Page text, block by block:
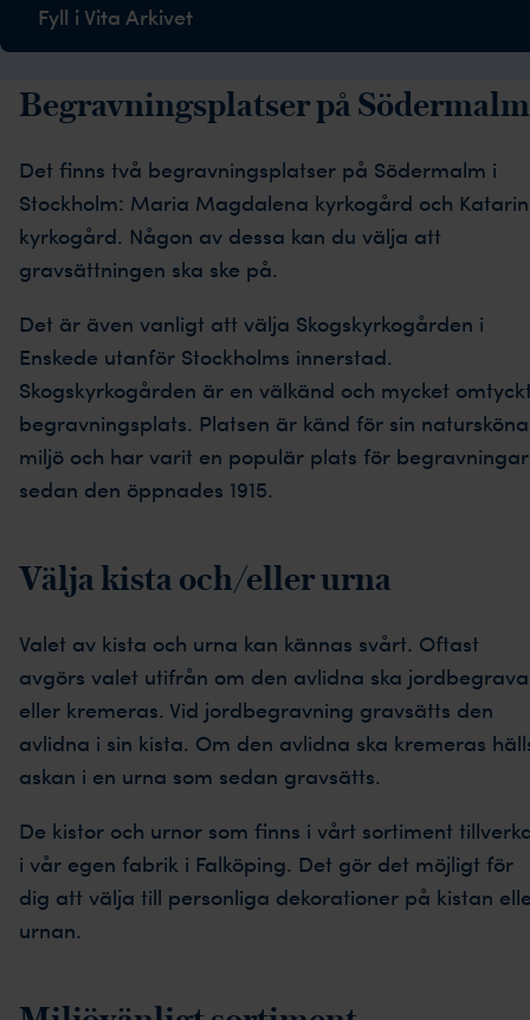
Fyll i Vita Arkivet
Begravningsplatser på Södermalm
Det finns två begravningsplatser på Södermalm i
Stockholm: Maria Magdalena kyrkogård och
kyrkogård. Någon av dessa kan du välja att
gravsättningen ska ske på.
Det är även vanligt att välja Skogskyrkogården i
Enskede utanför Stockholms innerstad.
Skogskyrkogården är en välkänd och mycket
begravningsplats. Platsen är känd för sin natursköna
miljö och har varit en populär plats för begravningar
sedan den öppnades 1915.
Välja kista och/eller urna
Valet av kista och urna kan kännas svårt. Oftast
avgörs valet utifrån om den avlidna ska
eller kremeras. Vid jordbegravning gravsätts den
avlidna i sin kista. Om den avlidna ska kremeras
askan i en urna som sedan gravsätts.
De kistor och urnor som finns i vårt sortiment
i vår egen fabrik i Falköping. Det gör det möjligt för
dig att välja till personliga dekorationer på kistan
urnan.